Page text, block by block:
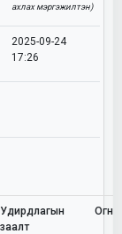
ахлах мэргэжилтэн)
2025-09-24
17:26
Удирдлагын
заалт